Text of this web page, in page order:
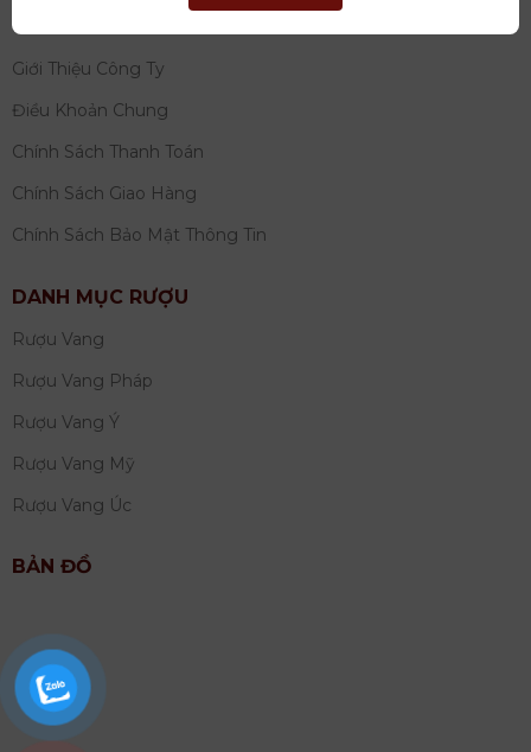
THÔNG TIN
Giới Thiệu Công Ty
Điều Khoản Chung
Chính Sách Thanh Toán
Chính Sách Giao Hàng
Chính Sách Bảo Mật Thông Tin
DANH MỤC RƯỢU
Rượu Vang
Rượu Vang Pháp
Rượu Vang Ý
Rượu Vang Mỹ
Rượu Vang Úc
BẢN ĐỒ